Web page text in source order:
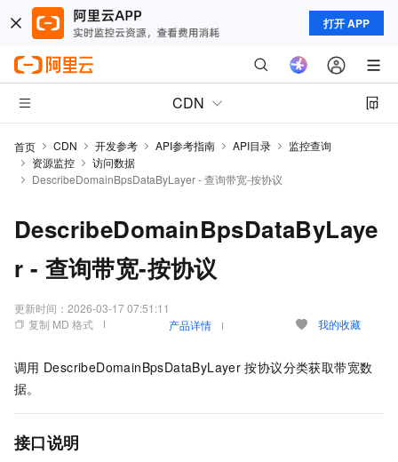
打开 APP
CDN
首页 CDN 开发参考 API参考指南 API目录
监控查询
资源监控
访问数据
DescribeDomainBpsDataByLayer - 查询带宽-按协议
DescribeDomainBpsDataByLaye
r - 查询带宽-按协议
更新时间： 2026-03-17 07:51:11
复制 MD 格式
产品详情 我的收藏
调用 DescribeDomainBpsDataByLayer 按协议分类获取带宽数
据。
接口说明